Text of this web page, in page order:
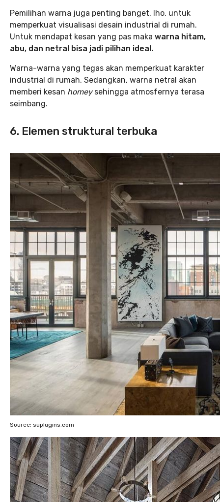
Pemilihan warna juga penting banget, lho, untuk
memperkuat visualisasi desain industrial di rumah.
Untuk mendapat kesan yang pas maka warna hitam,
abu, dan netral bisa jadi pilihan ideal.
Warna-warna yang tegas akan memperkuat karakter
industrial di rumah. Sedangkan, warna netral akan
memberi kesan homeysehingga atmosfernya terasa
seimbang.
6. Elemen struktural terbuka
Source: suplugins.com